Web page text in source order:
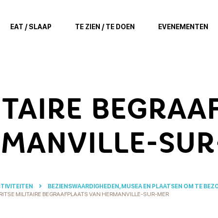
EAT / SLAAP TE ZIEN / TE DOEN EVENEMENTEN
BEZIENSWAARDIGHEDEN, MUSEA EN PLAATSEN OM TE
MILITAIRE BEGRAAFPLAATS VAN HERMANVILLE-SUR-MER